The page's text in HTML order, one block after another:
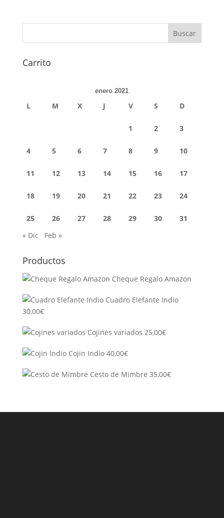
Carrito
enero 2021
L M X J V S D
1 2 3
4 5 6 7 8 9 10
11 12 13 14 15 16 17
18 19 20 21 22 23 24
25 26 27 28 29 30
31
« Dic
Feb »
Productos
Cheque Regalo Amazon
Cuadro Elefante Indio
30,00€
Cojines variados 25,00€
Cojin Indio 40,00€
Cesto de Mimbre 35,00€